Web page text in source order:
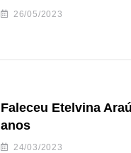
26/05/2023
Faleceu Etelvina
anos
24/03/2023